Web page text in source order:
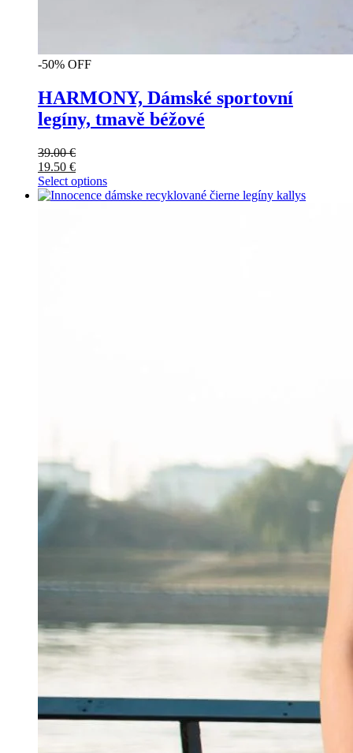
-50% OFF
HARMONY, Dámské sportovní
legíny, tmavě béžové
39.00€
19.50 €
Select options